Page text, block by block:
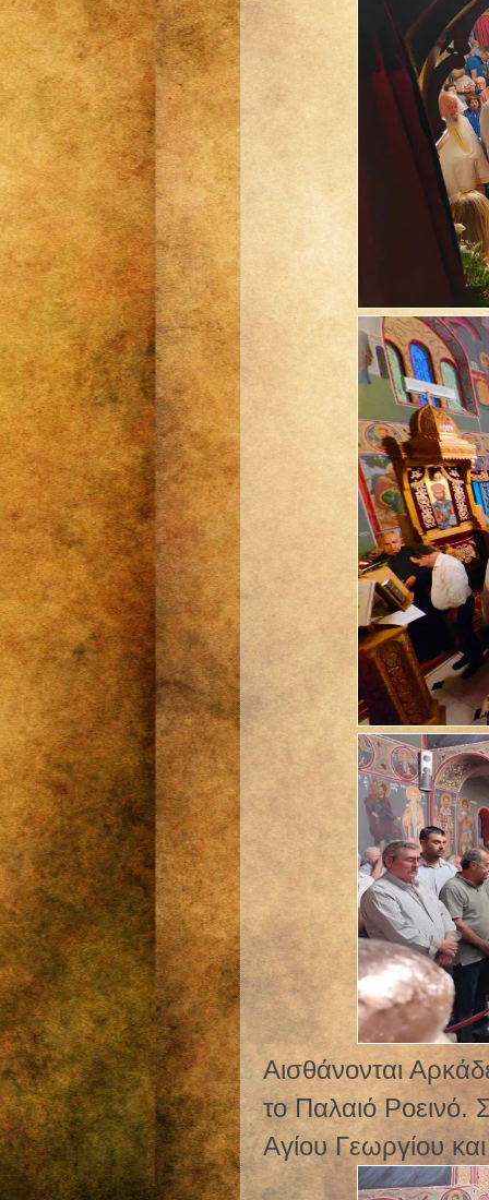
Αισθάνονται
το Παλαιό Ροεινό.
Αγίου Γεωργίου